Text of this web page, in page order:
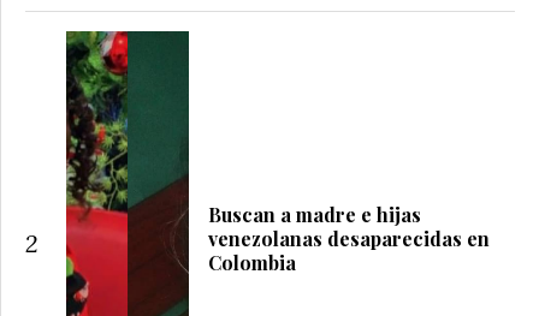
2
Buscan a madre e hijas
venezolanas desaparecidas en
Colombia